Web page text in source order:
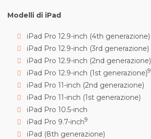
Modelli di iPad
iPad Pro 12.9-inch (4th generazione)
iPad Pro 12.9-inch (3rd generazione)
iPad Pro 12.9-inch (2nd generazione)
iPad Pro 12.9-inch (1st generazione)9
iPad Pro 11-inch (2nd generazione)
iPad Pro 11-inch (1st generazione)
iPad Pro 10.5-inch
iPad Pro 9.7-inch9
iPad (8th generazione)